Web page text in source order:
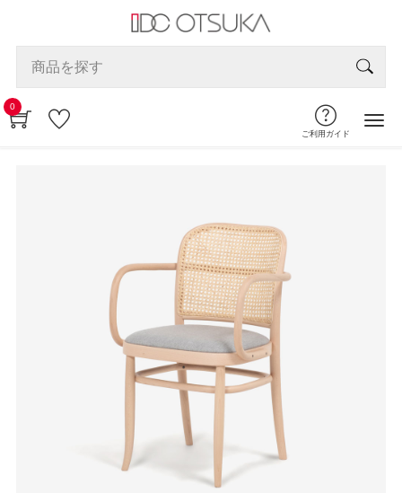
0
ご利用ガイド